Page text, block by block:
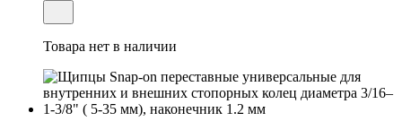
Товара нет в наличии